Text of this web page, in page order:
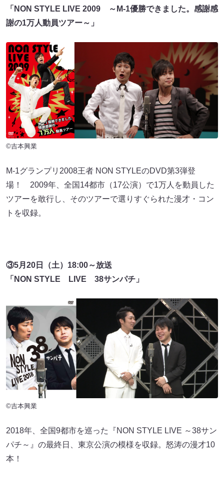
「NON STYLE LIVE 2009 ～M-1優勝できました。感謝感
謝の1万人動員ツアー～」
©吉本興業
M-1グランプリ2008王者 NON STYLEのDVD第3弾登
場！ 2009年、全国14都市（17公演）で1万人を動員した
ツアーを敢行し、そのツアーで選りすぐられた漫才・コン
トを収録。
③5月20日（土）18:00～放送
「NON STYLE LIVE 38サンパチ」
©吉本興業
2018年、全国9都市を巡った『NON STYLE LIVE ～38サン
パチ～』の最終日、東京公演の模様を収録。怒涛の漫才10
本！